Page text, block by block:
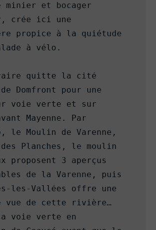
minier et bocager
crée ici une
propice à la quiétude
à vélo.
quitte la cité
Domfront pour une
voie verte et sur
Mayenne. Par
le Moulin de Varenne,
Planches, le moulin
proposent 3 aperçus
de la Varenne, puis
les-Vallées offre une
vue de cette rivière…
voie verte en